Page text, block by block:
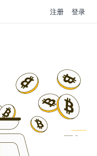
注册 登录